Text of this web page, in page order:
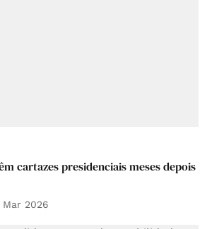
cartazes presidenciais meses depois
Mar 2026